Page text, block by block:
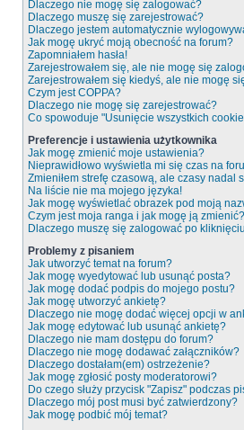
Dlaczego nie mogę się zalogować?
Dlaczego muszę się zarejestrować?
Dlaczego jestem automatycznie
Jak mogę ukryć moją obecność na forum?
Zapomniałem hasła!
Zarejestrowałem się, ale nie mogę się
Zarejestrowałem się kiedyś, ale nie mogę
Czym jest COPPA?
Dlaczego nie mogę się zarejestrować?
Co spowoduje "Usunięcie wszystkich
Preferencje i ustawienia użytkownika
Jak mogę zmienić moje ustawienia?
Nieprawidłowo wyświetla mi się czas na
Zmieniłem strefę czasową, ale czasy nadal
Na liście nie ma mojego języka!
Jak mogę wyświetlać obrazek pod moją
Czym jest moja ranga i jak mogę ją zmienić?
Dlaczego muszę się zalogować po
Problemy z pisaniem
Jak utworzyć temat na forum?
Jak mogę wyedytować lub usunąć posta?
Jak mogę dodać podpis do mojego postu?
Jak mogę utworzyć ankietę?
Dlaczego nie mogę dodać więcej opcji w
Jak mogę edytować lub usunąć ankietę?
Dlaczego nie mam dostępu do forum?
Dlaczego nie mogę dodawać załączników?
Dlaczego dostałam(em) ostrzeżenie?
Jak mogę zgłosić posty moderatorowi?
Do czego służy przycisk "Zapisz" podczas
Dlaczego mój post musi być zatwierdzony?
Jak mogę podbić mój temat?